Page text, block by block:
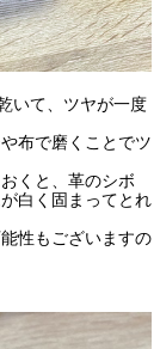
いて、ツヤが一度
布で磨くことでツ
くと、革のシボ
白く固まってとれ
性もございますの